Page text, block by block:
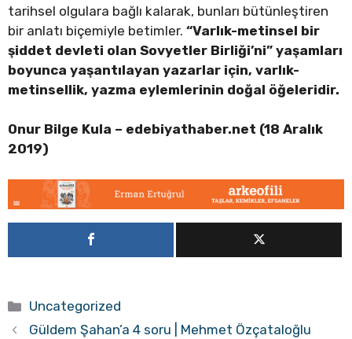
tarihsel olgulara bağlı kalarak, bunları bütünleştiren
bir anlatı biçemiyle betimler. “Varlık-metinsel bir
şiddet devleti olan Sovyetler Birliği’ni” yaşamları
boyunca yaşantılayan yazarlar için, varlık-
metinsellik, yazma eylemlerinin doğal öğeleridir.
Onur Bilge Kula – edebiyathaber.net (18 Aralık
2019)
Kategoriler
Uncategorized
Güldem Şahan’a 4 soru | Mehmet Özçataloğlu